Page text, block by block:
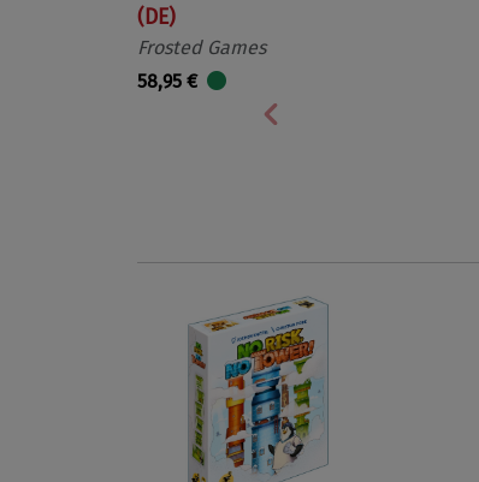
(DE)
Frosted Games
58,95 €
Vorherige